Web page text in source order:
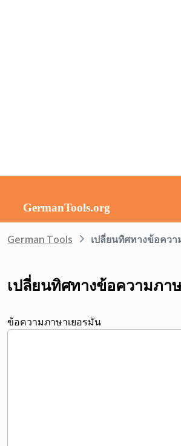
German Tools เปลี่ยนทิศทางข้อคว
เปลี่ยนทิศทางข้อความภา
ข้อความภาษาเยอรมัน